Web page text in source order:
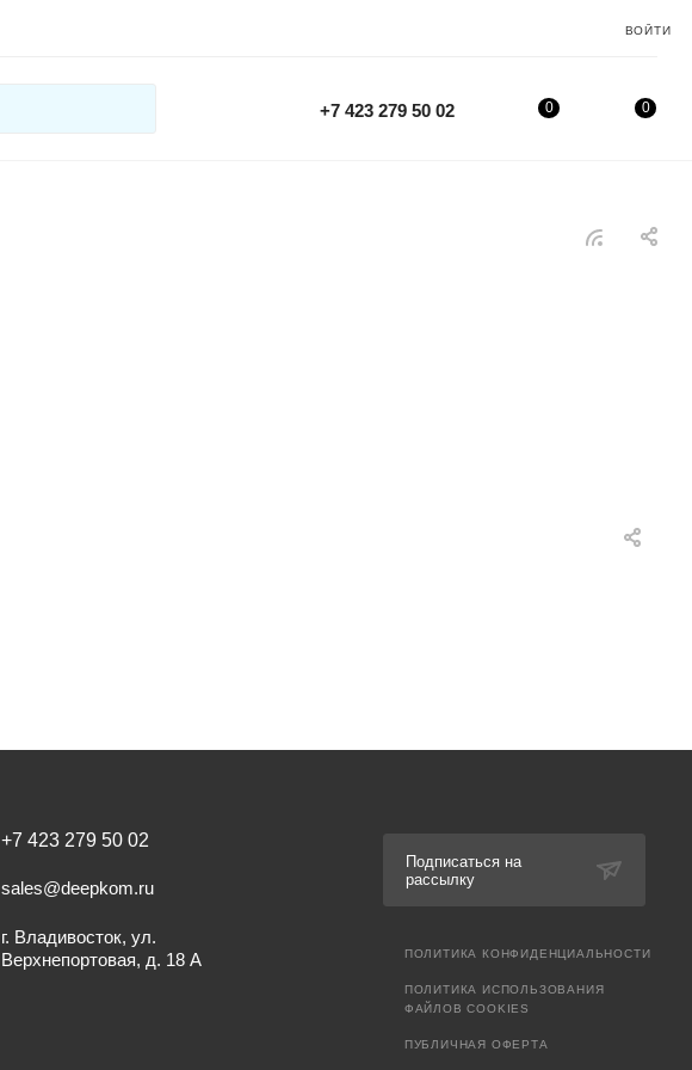
ВОЙТИ
+7 423 279 50 02 0
0
+7 423 279 50 02
sales@deepkom.ru
г. Владивосток, ул.
Верхнепортовая, д. 18 А
Подписаться на
рассылку
ПОЛИТИКА КОНФИДЕНЦИАЛЬНОСТИ
ПОЛИТИКА ИСПОЛЬЗОВАНИЯ
ФАЙЛОВ COOKIES
ПУБЛИЧНАЯ ОФЕРТА